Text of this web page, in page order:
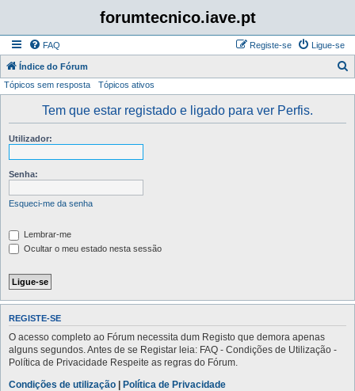
forumtecnico.iave.pt
FAQ Ligue-se
Registe-se
Índice do Fórum
Tópicos sem resposta Tópicos ativos
Tem que estar registado e ligado para ver Perfis.
Utilizador:
Senha:
Esqueci-me da senha
Lembrar-me
Ocultar o meu estado nesta sessão
REGISTE-SE
O acesso completo ao Fórum necessita dum Registo que demora apenas
alguns segundos. Antes de se Registar leia: FAQ - Condições de Utilização -
Política de Privacidade Respeite as regras do Fórum.
Condições de utilização | Política de Privacidade